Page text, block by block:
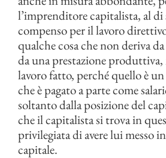
l’imprenditore capitalista, al di
compenso per il lavoro
qualche cosa che non deriva
da una prestazione
lavoro fatto, perché quello è
che è pagato a parte come
soltanto dalla posizione del
che il capitalista si trova in
privilegiata di avere lui messo
capitale.